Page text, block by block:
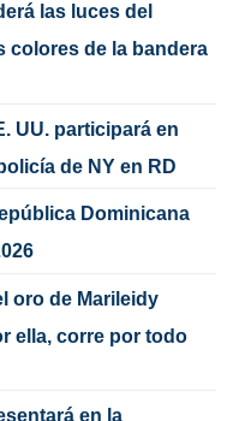
las luces del
colores de la bandera
UU. participará en
de NY en RD
Dominicana
oro de Marileidy
ella, corre por todo
en la